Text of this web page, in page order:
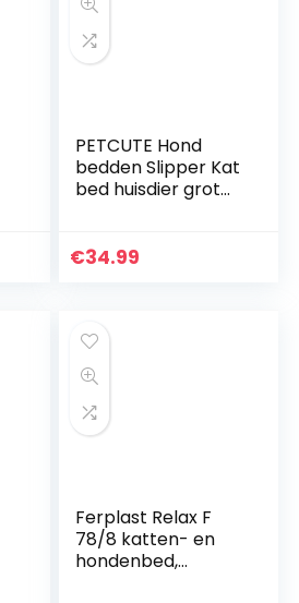
PETCUTE Hond
bedden Slipper Kat
bed huisdier grot
knuffelig grot kleine
€34.99
Ferplast Relax F
78/8 katten- en
hondenbed,